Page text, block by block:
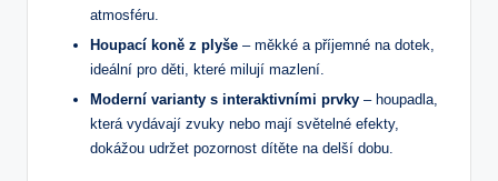
atmosféru.
Houpací ‌koně ‍z plyše – měkké‍ a příjemné⁣ na⁢ dotek,
ideální pro​ děti, ⁢které milují mazlení.
Moderní varianty s interaktivními prvky – houpadla, ​
která vydávají ⁤zvuky nebo ​mají světelné efekty,
‌dokážou udržet pozornost dítěte na delší dobu.